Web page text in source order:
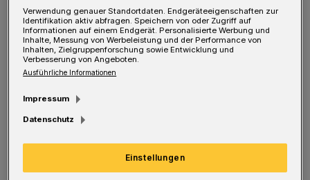
Foto: Christoph Petersen
D ie ganze Nacht über haben Mitarbeiter
des THW, der Feuerwehr und der
einsturzgefährdete Gebäude Steinweg 52 in
Verwendung genauer Standortdaten. Endgeräteeigenschaften zur
Identifikation aktiv abfragen. Speichern von oder Zugriff auf
Informationen auf einem Endgerät. Personalisierte Werbung und
Inhalte, Messung von Werbeleistung und der Performance von
Inhalten, Zielgruppenforschung sowie Entwicklung und
Verbesserung von Angeboten.
Ausführliche Informationen
Impressum
Datenschutz
Einstellungen